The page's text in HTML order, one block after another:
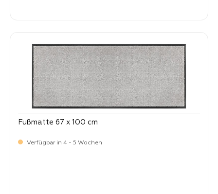
Fußmatte 67 x 100 cm
Verfügbar in 4 - 5 Wochen